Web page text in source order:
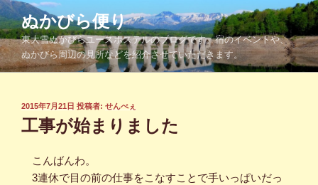
コ
ン
テ
ン
ツ
ぬかびら便り
東大雪ぬかびらユースホステルのブログです。宿のイベントや、
ぬかびら周辺の見所などを紹介させていただきます。
投
稿
日:
2015年7月21日 投稿者: せんべぇ
工事が始まりました
こんばんわ。
3連休で目の前の仕事をこなすことで手いっぱいだっ